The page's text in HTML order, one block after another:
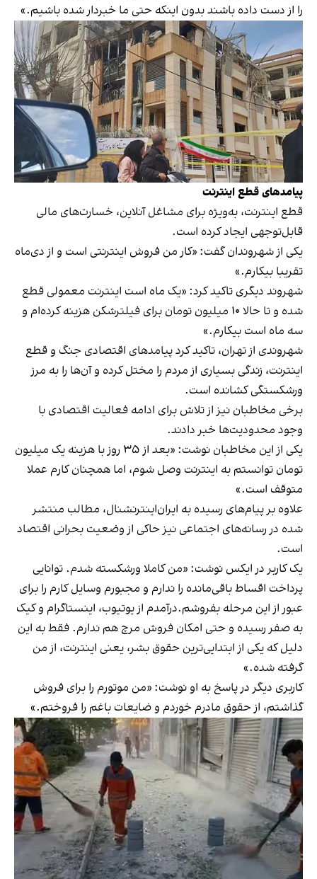
را از دست داده باشند بدون اینکه حتی ما خبردار شده باشیم.»
پیامدهای قطع اینترنت
قطع اینترنت، به‌ویژه برای مشاغل آنلاین، خسارت‌های مالی
قابل‌توجهی ایجاد کرده است.
یکی از شهروندان گفت: «کار من فروش اینترنتی است و از دی‌ماه
تقریبا بیکارم.»
شهروند دیگری تاکید کرد: «یک ماه است اینترنت معمولی قطع
شده و تا حالا ۱۰ میلیون تومان برای فیلترشکن هزینه کرده‌ام و
سه ماه است بیکارم.»
شهروندی از تهران، تاکید کرد پیامدهای اقتصادی جنگ و قطع
اینترنت، زندگی بسیاری از مردم را مختل کرده و آن‌ها را به مرز
ورشکستگی کشانده است.
برخی مخاطبان نیز از تلاش برای ادامه فعالیت اقتصادی با
وجود محدودیت‌ها خبر دادند.
یکی از این مخاطبان نوشت: «بعد از ۳۵ روز با هزینه یک میلیون
تومان توانستم به اینترنت وصل شوم، اما همچنان کارم عملا
متوقف است.»
علاوه بر پیام‌های رسیده به ایران‌اینترنشنال، مطالب منتشر
شده در رسانه‌های اجتماعی نیز حاکی از وضعیت بحرانی اقتصاد
است.
یک کاربر در ایکس نوشت: «من کاملا ورشکسته شدم. توانایی
پرداخت اقساط باقی‌مانده را ندارم و مجبورم وسایل کارم را برای
عبور از این مرحله بفروشم.درآمدم از یوتیوب، اینستاگرام و کیک
به صفر رسیده و حتی امکان فروش مرچ هم ندارم. فقط به این
دلیل که یکی از ابتدایی‌ترین حقوق بشر، یعنی اینترنت، از من
گرفته شده.»
کاربری دیگر در پاسخ به او نوشت: «من موتورم را برای فروش
گذاشتم، از حقوق مادرم خوردم و ضایعات باغم را ‌فروختم.»